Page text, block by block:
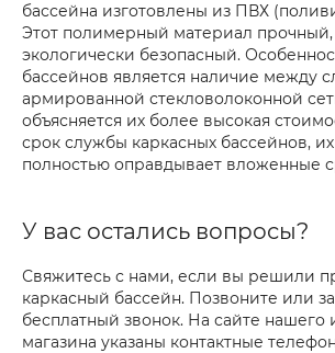
бассейна изготовлены из ПВХ
Этот полимерный материал
экологически безопасный.
бассейнов является наличие между
армированной стекловолоконной
объясняется их более высокая
срок службы каркасных бассейнов,
полностью оправдывает вложенные
У вас остались вопросы?
Свяжитесь с нами, если вы решили
каркасный бассейн. Позвоните или
бесплатный звонок. На сайте нашего
магазина указаны контактные